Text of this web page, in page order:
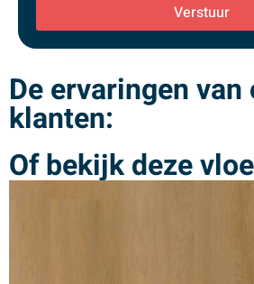
Verstuur
De ervaringen van
klanten:
Of bekijk deze